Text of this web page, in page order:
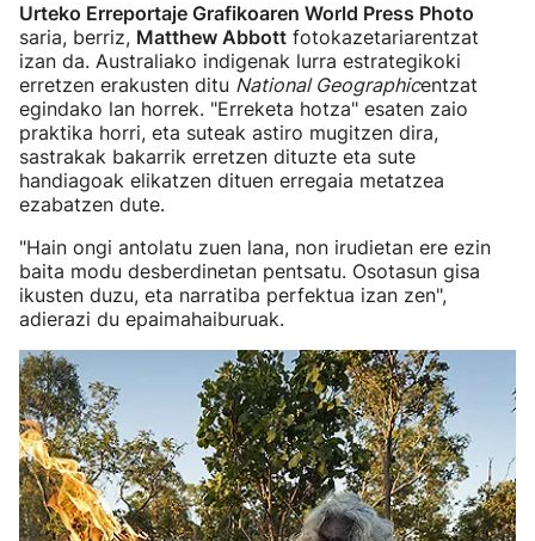
Urteko Erreportaje Grafikoaren World Press Photo
saria, berriz, Matthew Abbott fotokazetariarentzat
izan da. Australiako indigenak lurra estrategikoki
erretzen erakusten ditu National Geographicentzat
egindako lan horrek. "Erreketa hotza" esaten zaio
praktika horri, eta suteak astiro mugitzen dira,
sastrakak bakarrik erretzen dituzte eta sute
handiagoak elikatzen dituen erregaia metatzea
ezabatzen dute.
"Hain ongi antolatu zuen lana, non irudietan ere ezin
baita modu desberdinetan pentsatu. Osotasun gisa
ikusten duzu, eta narratiba perfektua izan zen",
adierazi du epaimahaiburuak.